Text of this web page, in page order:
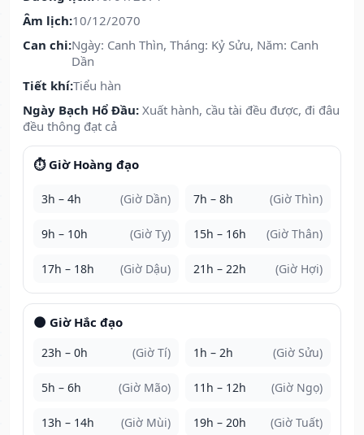
Âm lịch:10/12/2070
Can chi:Ngày: Canh Thìn, Tháng: Kỷ Sửu, Năm: Canh
Dần
Tiết khí:Tiểu hàn
Ngày Bạch Hổ Đầu: Xuất hành, cầu tài đều được, đi đâu
đều thông đạt cả
⏱️ Giờ Hoàng đạo
3h – 4h (Giờ Dần) 7h – 8h (Giờ Thìn)
9h – 10h (Giờ Tỵ) 15h – 16h (Giờ Thân)
17h – 18h (Giờ Dậu) 21h – 22h (Giờ Hợi)
🌑 Giờ Hắc đạo
23h – 0h (Giờ Tí) 1h – 2h (Giờ Sửu)
5h – 6h (Giờ Mão) 11h – 12h (Giờ Ngọ)
13h – 14h (Giờ Mùi) 19h – 20h (Giờ Tuất)